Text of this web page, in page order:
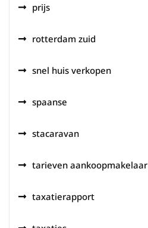
prijs
rotterdam zuid
snel huis verkopen
spaanse
stacaravan
tarieven aankoopmakelaar
taxatierapport